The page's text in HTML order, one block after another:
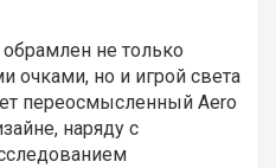
не только
очками, но и игрой света
переосмысленный Aero
наряду с